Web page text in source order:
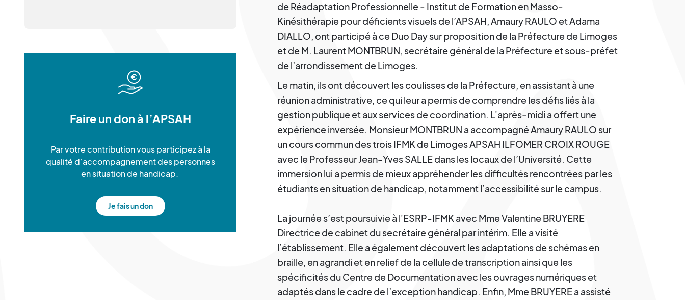
de Réadaptation Professionnelle - Institut de Formation en Masso-
Kinésithérapie pour déficients visuels de l’APSAH, Amaury RAULO et Adama
DIALLO, ont participé à ce Duo Day sur proposition de la Préfecture de Limoges
et de M. Laurent MONTBRUN, secrétaire général de la Préfecture et sous-préfet
de l’arrondissement de Limoges.
Le matin, ils ont découvert les coulisses de la Préfecture, en assistant à une
réunion administrative, ce qui leur a permis de comprendre les défis liés à la
gestion publique et aux services de coordination. L'après-midi a offert une
expérience inversée. Monsieur MONTBRUN a accompagné Amaury RAULO sur
un cours commun des trois IFMK de Limoges APSAH ILFOMER CROIX ROUGE
avec le Professeur Jean-Yves SALLE dans les locaux de l’Université. Cette
immersion lui a permis de mieux appréhender les difficultés rencontrées par les
étudiants en situation de handicap, notamment l’accessibilité sur le campus.
La journée s’est poursuivie à l'ESRP-IFMK avec Mme Valentine BRUYERE
Directrice de cabinet du secrétaire général par intérim. Elle a visité
l’établissement. Elle a également découvert les adaptations de schémas en
braille, en agrandi et en relief de la cellule de transcription ainsi que les
spécificités du Centre de Documentation avec les ouvrages numériques et
adaptés dans le cadre de l’exception handicap. Enfin, Mme BRUYERE a assisté
Faire un don à l’APSAH
Par votre contribution vous participez à la
qualité d’accompagnement des personnes
en situation de handicap.
Je fais un don